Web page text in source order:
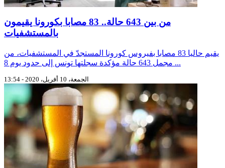
من بين 643 حالة.. 83 مصابا بكورونا يقيمون
بالمستشفيات
يقيم حاليا 83 مصابا بفيروس كورونا المستجدّ في المستشفيات، من
مجمل 643 حالة مؤكدة سجلتها تونس إلى حدود يوم 8 ...
الجمعة، 10 أفريل، 2020 - 13:54